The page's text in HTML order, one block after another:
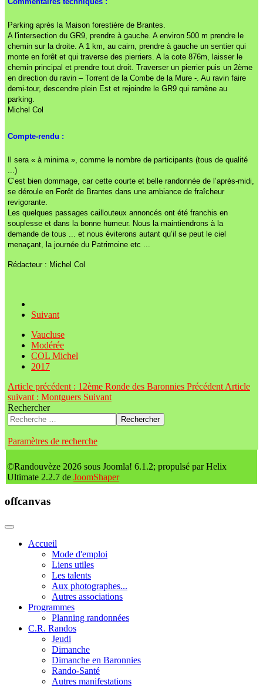
Parking après la Maison forestière de Brantes.
A l'intersection du GR9, prendre à gauche. A environ 500 m prendre le
chemin sur la droite. A 1 km, au cairn, prendre à gauche un sentier qui
monte en forêt et qui traverse des pierriers. A la cote 876m, laisser le
chemin principal et prendre tout droit. Traverser un pierrier puis un 2ème
en direction du ravin – Torrent de la Combe de la Mure -. Au ravin faire
demi-tour, descendre plein Est et rejoindre le GR9 qui ramène au
parking.
Michel Col
Compte-rendu :
Il sera « à minima », comme le nombre de participants (tous de qualité
...)
C’est bien dommage, car cette courte et belle randonnée de l’après-midi,
se déroule en Forêt de Brantes dans une ambiance de fraîcheur
revigorante.
Les quelques passages caillouteux annoncés ont été franchis en
souplesse et dans la bonne humeur. Nous la maintiendrons à la
demande de tous ... et nous éviterons autant qu’il se peut le ciel
menaçant, la journée du Patrimoine etc ...
Rédacteur : Michel Col
Suivant
Vaucluse
Modérée
COL Michel
2017
Article précédent : 12ème Ronde des Baronnies Précédent Article
suivant : Montguers Suivant
Rechercher
Rechercher
Paramètres de recherche
©Randouvèze 2026 sous Joomla! 6.1.2; propulsé par Helix
Ultimate 2.2.7 de JoomShaper
offcanvas
Accueil
Mode d'emploi
Liens utiles
Les talents
Aux photographes...
Autres associations
Programmes
Planning randonnées
C.R. Randos
Jeudi
Dimanche
Dimanche en Baronnies
Rando-Santé
Autres manifestations